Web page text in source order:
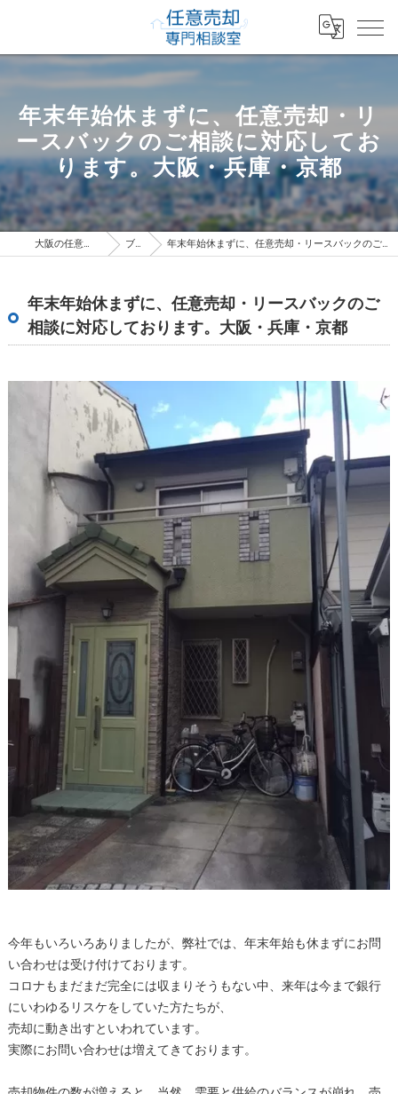
年末年始休まずに、任意売却・リ
ースバックのご相談に対応してお
ります。大阪・兵庫・京都
大阪の任意売却専門相談室 ブログ 年末年始休まずに、任意売却・リースバックのご相談に対応しております。大阪・兵庫・京都
年末年始休まずに、任意売却・リースバックのご
相談に対応しております。大阪・兵庫・京都
今年もいろいろありましたが、弊社では、年末年始も休まずにお問
い合わせは受け付けております。
コロナもまだまだ完全には収まりそうもない中、来年は今まで銀行
にいわゆるリスケをしていた方たちが、
売却に動き出すといわれています。
実際にお問い合わせは増えてきております。